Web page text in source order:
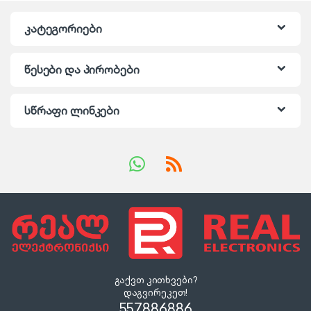
კატეგორიები
წესები და პირობები
სწრაფი ლინკები
გაქვთ კითხვები?
დაგვირეკეთ!